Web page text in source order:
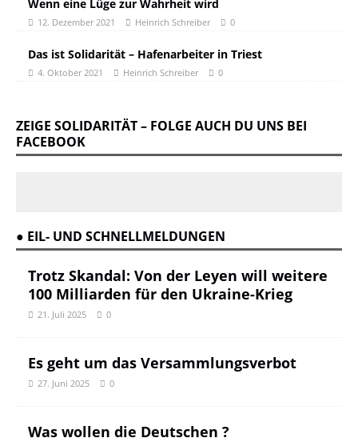
Wenn eine Lüge zur Wahrheit wird
12. Dezember 2021 Heinrich Schreiber 0
Das ist Solidarität – Hafenarbeiter in Triest
4. Oktober 2021 Heinrich Schreiber 0
ZEIGE SOLIDARITÄT – FOLGE AUCH DU UNS BEI
FACEBOOK
● EIL- UND SCHNELLMELDUNGEN
Trotz Skandal: Von der Leyen will weitere
100 Milliarden für den Ukraine-Krieg
21. Juli 2025 0
Es geht um das Versammlungsverbot
27. Juni 2025 0
Was wollen die Deutschen ?